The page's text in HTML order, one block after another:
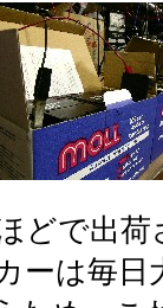
どで出荷
ーは毎日